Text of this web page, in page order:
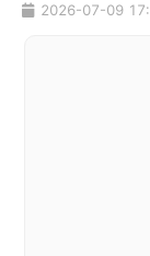
2026-07-09